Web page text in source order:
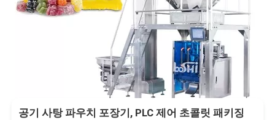
공기 사탕 파우치 포장기, PLC 제어 초콜릿 패키징